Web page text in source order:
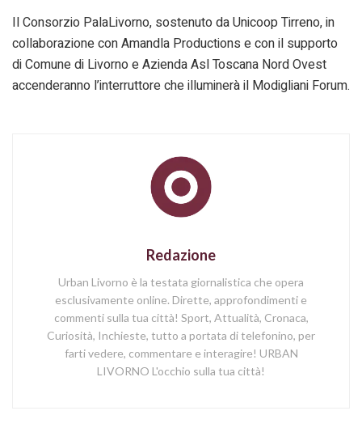
Il Consorzio PalaLivorno, sostenuto da Unicoop Tirreno, in
collaborazione con Amandla Productions e con il supporto
di Comune di Livorno e Azienda Asl Toscana Nord Ovest
accenderanno l’interruttore che illuminerà il Modigliani Forum.
Redazione
Urban Livorno è la testata giornalistica che opera
esclusivamente online. Dirette, approfondimenti e
commenti sulla tua città! Sport, Attualità, Cronaca,
Curiosità, Inchieste, tutto a portata di telefonino, per
farti vedere, commentare e interagire! URBAN
LIVORNO L'occhio sulla tua città!